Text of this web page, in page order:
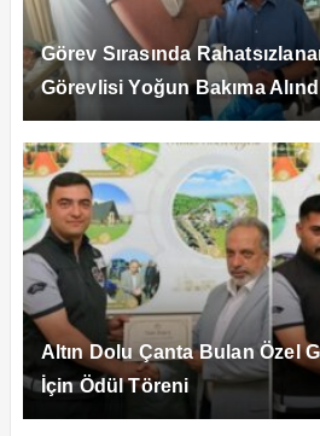
Görev Sırasında
Görevlisi Yoğun Bakıma
Altın Dolu Çanta Bulan Özel
İçin Ödül Töreni